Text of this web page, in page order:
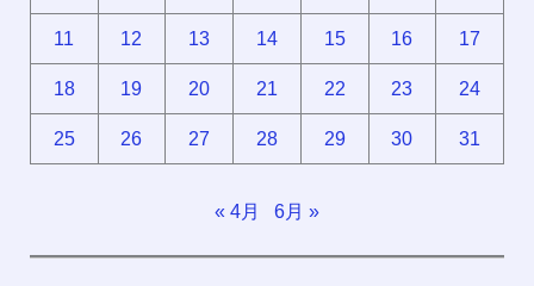
11 12 13 14 15 16 17
18 19 20 21 22 23 24
25 26 27 28 29 30 31
« 4月 6月 »